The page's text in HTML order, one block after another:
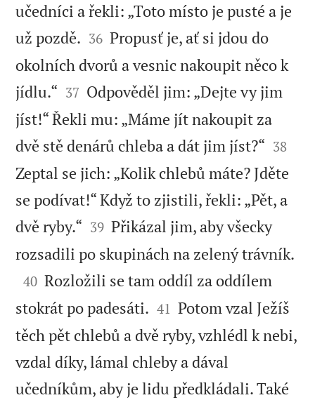
učedníci a řekli: „Toto místo je pusté a je
už pozdě. 

36 Propusť je, ať si jdou do
okolních dvorů a vesnic nakoupit něco k
jídlu.“ 

37 Odpověděl jim: „Dejte vy jim
jíst!“ Řekli mu: „Máme jít nakoupit za
dvě stě denárů chleba a dát jim jíst?“ 

38
Zeptal se jich: „Kolik chlebů máte? Jděte
se podívat!“ Když to zjistili, řekli: „Pět, a
dvě ryby.“ 

39 Přikázal jim, aby všecky
rozsadili po skupinách na zelený trávník.

40 Rozložili se tam oddíl za oddílem
stokrát po padesáti. 

41 Potom vzal Ježíš
těch pět chlebů a dvě ryby, vzhlédl k nebi,
vzdal díky, lámal chleby a dával
učedníkům, aby je lidu předkládali. Také